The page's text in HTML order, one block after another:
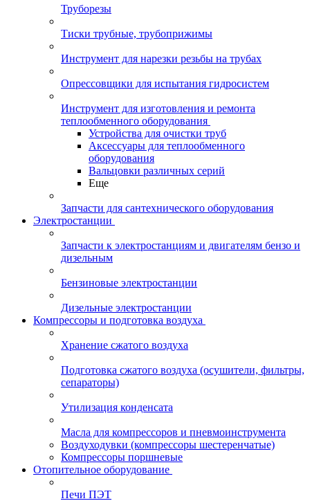
Труборезы
Тиски трубные, трубоприжимы
Инструмент для нарезки резьбы на трубах
Опрессовщики для испытания гидросистем
Инструмент для изготовления и ремонта
теплообменного оборудования
Устройства для очистки труб
Аксессуары для теплообменного
оборудования
Вальцовки различных серий
Еще
Запчасти для сантехнического оборудования
Электростанции
Запчасти к электростанциям и двигателям бензо и
дизельным
Бензиновые электростанции
Дизельные электростанции
Компрессоры и подготовка воздуха
Хранение сжатого воздуха
Подготовка сжатого воздуха (осушители, фильтры,
сепараторы)
Утилизация конденсата
Масла для компрессоров и пневмоинструмента
Воздуходувки (компрессоры шестеренчатые)
Компрессоры поршневые
Отопительное оборудование
Печи ПЭТ